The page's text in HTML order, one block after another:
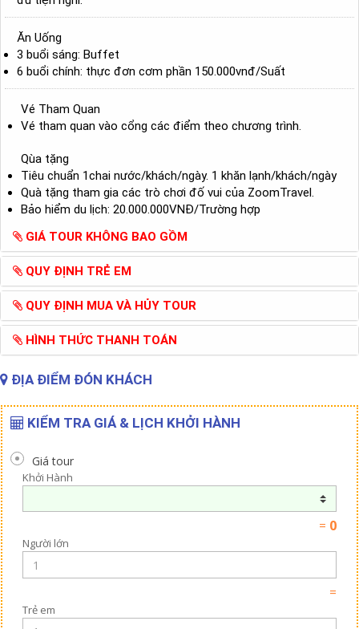
Ăn Uống
3 buổi sáng: Buffet
6 buổi chính: thực đơn cơm phần 150.000vnđ/Suất
Vé Tham Quan
Vé tham quan vào cổng các điểm theo chương trình.
Qùa tặng
Tiêu chuẩn 1chai nước/khách/ngày. 1 khăn lạnh/khách/ngày
Quà tặng tham gia các trò chơi đố vui của ZoomTravel.
Bảo hiểm du lịch: 20.000.000VNĐ/Trường hợp
GIÁ TOUR KHÔNG BAO GỒM
QUY ĐỊNH TRẺ EM
QUY ĐỊNH MUA VÀ HỦY TOUR
HÌNH THỨC THANH TOÁN
ĐỊA ĐIỂM ĐÓN KHÁCH
KIỂM TRA GIÁ & LỊCH KHỞI HÀNH
Giá tour
Khởi Hành
= 0
Người lớn
=
Trẻ em